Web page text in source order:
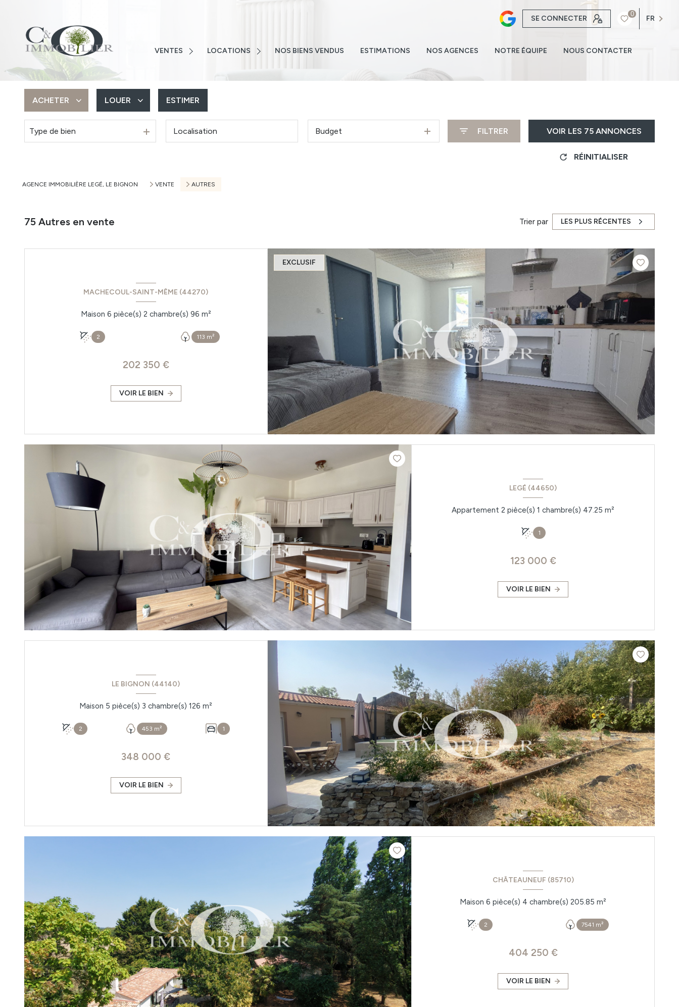
SE CONNECTER
0
FR
VENTES
MAISONS
APPARTEMENTS
AUTRES
LOCATIONS
APPARTEMENTS
AUTRES
ALERTE EMAIL
NOS BIENS VENDUS ESTIMATIONS NOS AGENCES NOTRE ÉQUIPE NOUS CONTACTER
ACHETER
De l'ancien
LOUER
à l'année
ESTIMER
Type de bien Budget FILTRER VOIR LES 75 ANNONCES
RÉINITIALISER
AGENCE IMMOBILIÈRE LEGÉ, LE BIGNON VENTE AUTRES
75 Autres en vente Trier par LES PLUS RÉCENTES
EXCLUSIF
MACHECOUL-SAINT-MÊME (44270)
Maison 6 pièce(s) 2 chambre(s) 96 m²
2 113 m²
202 350 €
VOIR LE BIEN
LEGÉ (44650)
Appartement 2 pièce(s) 1 chambre(s) 47.25 m²
1
123 000 €
VOIR LE BIEN
LE BIGNON (44140)
Maison 5 pièce(s) 3 chambre(s) 126 m²
2 453 m² 1
348 000 €
VOIR LE BIEN
CHÂTEAUNEUF (85710)
Maison 6 pièce(s) 4 chambre(s) 205.85 m²
2 7541 m²
404 250 €
VOIR LE BIEN